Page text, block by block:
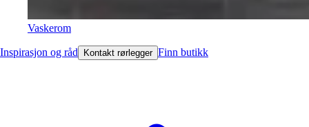
Vaskerom
Inspirasjon og råd Kontakt rørlegger Finn butikk